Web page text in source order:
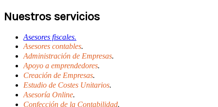
Nuestros servicios
Asesores fiscales.
Asesores contables.
Administración de Empresas.
Apoyo a emprendedores.
Creación de Empresas.
Estudio de Costes Unitarios.
Asesoría Online.
Confección de la Contabilidad.